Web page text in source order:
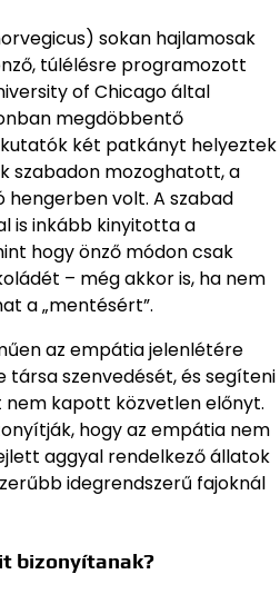
sokan hajlamosak
túlélésre programozott
of Chicago által
megdöbbentő
két patkányt helyeztek
szabadon mozoghatott, a
hengerben volt. A szabad
is inkább kinyitotta a
hogy önző módon csak
– még akkor is, ha nem
a „mentésért”.
az empátia jelenlétére
szenvedését, és segíteni
kapott közvetlen előnyt.
hogy az empátia nem
aggyal rendelkező állatok
idegrendszerű fajoknál
bizonyítanak?